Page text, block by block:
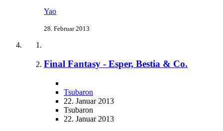
Yao
28. Februar 2013
Final Fantasy - Esper, Bestia & Co.
Tsubaron
22. Januar 2013
Tsubaron
22. Januar 2013